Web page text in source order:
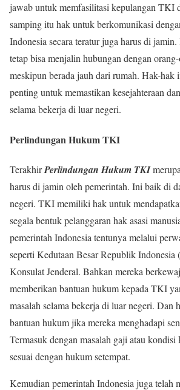
jawab untuk memfasilitasi kepulangan TKI
samping itu hak untuk berkomunikasi
Indonesia secara teratur juga harus di
tetap bisa menjalin hubungan dengan
meskipun berada jauh dari rumah. Hak-hak
penting untuk memastikan kesejahteraan
selama bekerja di luar negeri.
Perlindungan Hukum TKI
TerakhirPerlindungan Hukum TKI
harus di jamin oleh pemerintah. Ini baik di
negeri. TKI memiliki hak untuk
segala bentuk pelanggaran hak asasi
pemerintah Indonesia tentunya melalui
seperti Kedutaan Besar Republik
Konsulat Jenderal. Bahkan mereka
memberikan bantuan hukum kepada TKI
masalah selama bekerja di luar negeri. Dan
bantuan hukum jika mereka menghadapi
Termasuk dengan masalah gaji atau
sesuai dengan hukum setempat.
Kemudian pemerintah Indonesia juga telah